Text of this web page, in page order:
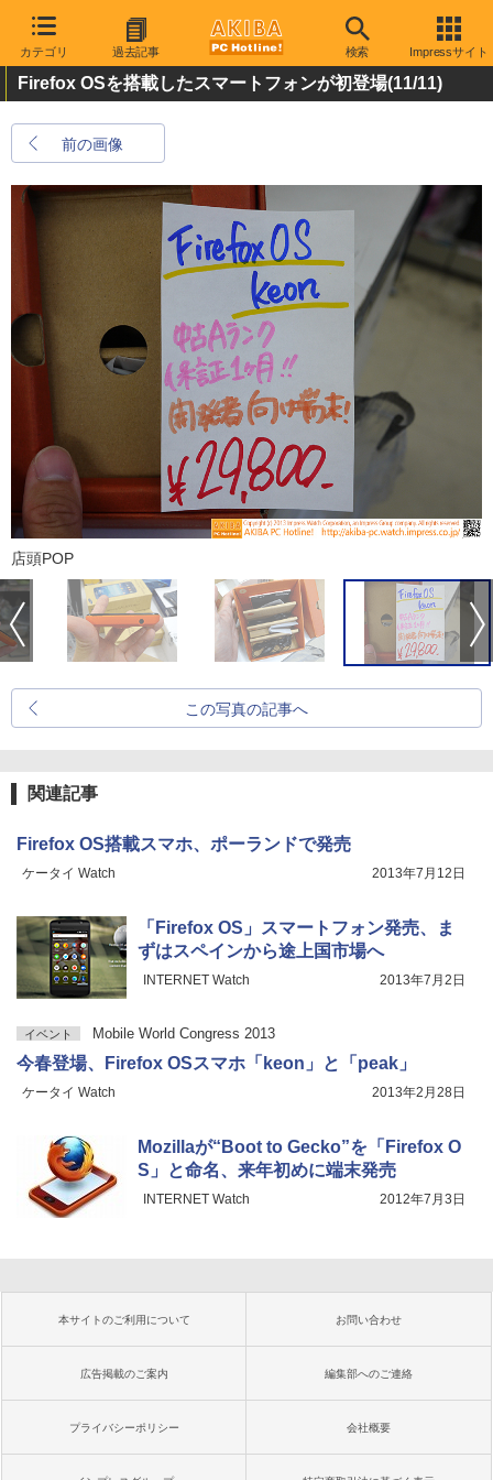
カテゴリ 過去記事 検索 Impressサイト
Firefox OSを搭載したスマートフォンが初登場(11/11)
前の画像
店頭POP
この写真の記事へ
関連記事
Firefox OS搭載スマホ、ポーランドで発売
ケータイ Watch 2013年7月12日
「Firefox OS」スマートフォン発売、ま
ずはスペインから途上国市場へ
INTERNET Watch 2013年7月2日
イベント Mobile World Congress 2013
今春登場、Firefox OSスマホ「keon」と「peak」
ケータイ Watch 2013年2月28日
Mozillaが“Boot to Gecko”を「Firefox O
S」と命名、来年初めに端末発売
INTERNET Watch 2012年7月3日
本サイトのご利用について お問い合わせ
広告掲載のご案内 編集部へのご連絡
プライバシーポリシー 会社概要